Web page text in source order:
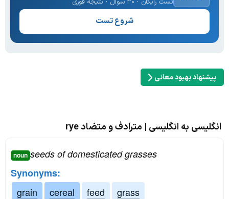
شروع تست
پیشنهاد بهبود معانی
انگلیسی به انگلیسی | مترادف و متضاد rye
noun seeds of domesticated grasses
Synonyms:
grain
cereal feed grass